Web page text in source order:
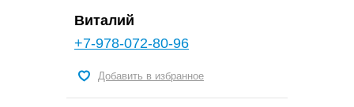
Виталий
+7-978-072-80-96
Добавить в избранное